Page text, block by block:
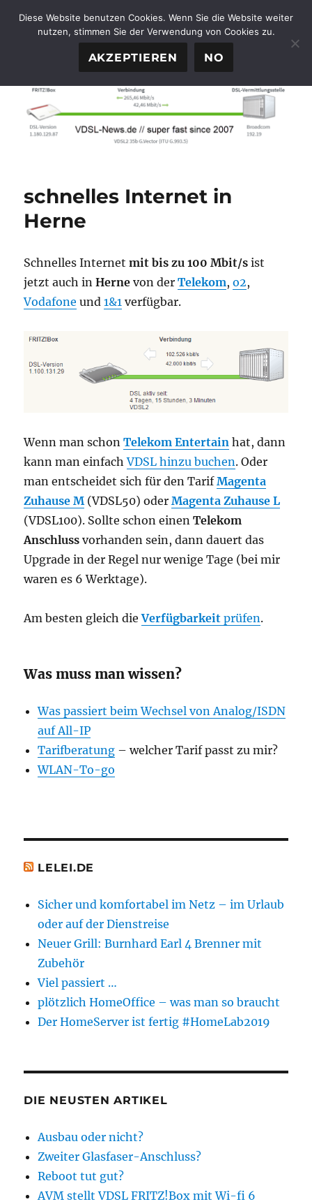
FTTH-News.de
schnelles Internet in
Herne
Schnelles Internetmit bis zu 100 Mbit/s ist
jetzt auch inHerne von derTelekom,o2,
Vodafone und1&1 verfügbar.
Wenn man schonTelekom Entertain hat, dann
kann man einfachVDSL hinzu buchen. Oder
man entscheidet sich für den TarifMagenta
Zuhause M(VDSL50) oderMagenta Zuhause L
(VDSL100). Sollte schon einenTelekom
Anschluss vorhanden sein, dann dauert das
Upgrade in der Regel nur wenige Tage (bei mir
waren es 6 Werktage).
Am besten gleich dieVerfügbarkeit prüfen.
Was muss man wissen?
Was passiert beim Wechsel von Analog/ISDN
auf All-IP
Tarifberatung – welcher Tarif passt zu mir?
WLAN-To-go
LELEI.DE
Sicher und komfortabel im Netz – im Urlaub
oder auf der Dienstreise
Neuer Grill: Burnhard Earl 4 Brenner mit
Zubehör
Viel passiert …
plötzlich HomeOffice – was man so braucht
Der HomeServer ist fertig #HomeLab2019
DIE NEUSTEN ARTIKEL
Ausbau oder nicht?
Zweiter Glasfaser-Anschluss?
Reboot tut gut?
AVM stellt VDSL FRITZ!Box mit Wi-fi 6
Diese Website benutzen Cookies. Wenn Sie die Website weiter
nutzen, stimmen Sie der Verwendung von Cookies zu.
AKZEPTIEREN NO